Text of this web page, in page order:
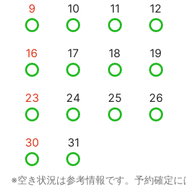
9 10 11 12
16 17 18 19
23 24 25 26
30 31
※空き状況は参考情報です。予約確定に